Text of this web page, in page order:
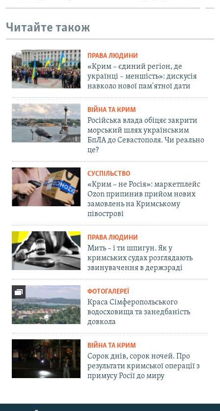
Читайте також
ПРАВА ЛЮДИНИ
«Крим – єдиний регіон, де
українці – меншість»: дискусія
навколо нової пам'ятної дати
ВІЙНА ТА КРИМ
Російська влада обіцяє закрити
морський шлях українським
БпЛА до Севастополя. Чи реально
це?
СУСПІЛЬСТВО
«Крим – не Росія»: маркетплейс
Ozon припинив прийом нових
замовлень на Кримському
півострові
ПРАВА ЛЮДИНИ
Мить – і ти шпигун. Як у
кримських судах розглядають
звинувачення в держзраді
ФОТОГАЛЕРЕЇ
Краса Сімферопольського
водосховища та занедбаність
довкола
ВІЙНА ТА КРИМ
Сорок днів, сорок ночей. Про
результати кримської операції з
примусу Росії до миру